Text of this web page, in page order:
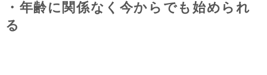
・年齢に関係なく今からでも始められ
る